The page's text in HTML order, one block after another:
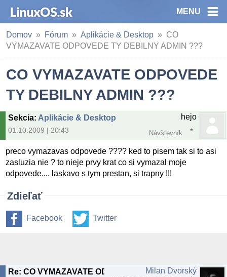
MENU
Domov Fórum Aplikácie & Desktop
CO
VYMAZAVATE ODPOVEDE TY DEBILNY ADMIN ???
CO VYMAZAVATE ODPOVEDE
TY DEBILNY ADMIN ???
Sekcia: Aplikácie & Desktop
01.10.2009 | 20:43
hejo
Návštevník
preco vymazavas odpovede ???? ked to pisem tak si to asi
zasluzia nie ? to nieje prvy krat co si vymazal moje
odpovede.... laskavo s tym prestan, si trapny !!!
Zdieľať
Facebook Twitter
Milan Dvorský